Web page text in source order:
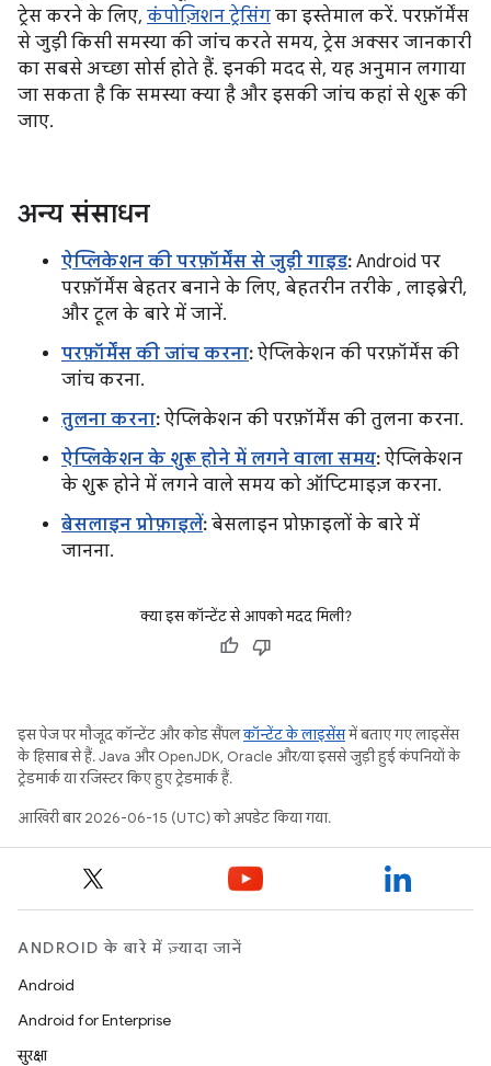
ट्रेस करने के लिए, कंपोज़िशन ट्रेसिंग का इस्तेमाल करें. परफ़ॉर्मेंस
से जुड़ी किसी समस्या की जांच करते समय, ट्रेस अक्सर जानकारी
का सबसे अच्छा सोर्स होते हैं. इनकी मदद से, यह अनुमान लगाया
जा सकता है कि समस्या क्या है और इसकी जांच कहां से शुरू की
जाए.
अन्य संसाधन
ऐप्लिकेशन की परफ़ॉर्मेंस से जुड़ी गाइड: Android पर
परफ़ॉर्मेंस बेहतर बनाने के लिए, बेहतरीन तरीके , लाइब्रेरी,
और टूल के बारे में जानें.
परफ़ॉर्मेंस की जांच करना: ऐप्लिकेशन की परफ़ॉर्मेंस की
जांच करना.
तुलना करना: ऐप्लिकेशन की परफ़ॉर्मेंस की तुलना करना.
ऐप्लिकेशन के शुरू होने में लगने वाला समय: ऐप्लिकेशन
के शुरू होने में लगने वाले समय को ऑप्टिमाइज़ करना.
बेसलाइन प्रोफ़ाइलें: बेसलाइन प्रोफ़ाइलों के बारे में
जानना.
क्या इस कॉन्टेंट से आपको मदद मिली?
इस पेज पर मौजूद कॉन्टेंट और कोड सैंपलकॉन्टेंट के लाइसेंसमें बताए गए लाइसेंस
के हिसाब से हैं. Java और OpenJDK, Oracle और/या इससे जुड़ी हुई कंपनियों के
ट्रेडमार्क या रजिस्टर किए हुए ट्रेडमार्क हैं.
आखिरी बार 2026-06-15 (UTC) को अपडेट किया गया.
ANDROID के बारे में ज़्यादा जानें
Android
Android for Enterprise
सुरक्षा